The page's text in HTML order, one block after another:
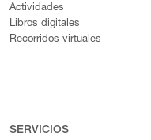
Actividades
Libros digitales
Recorridos virtuales
SERVICIOS